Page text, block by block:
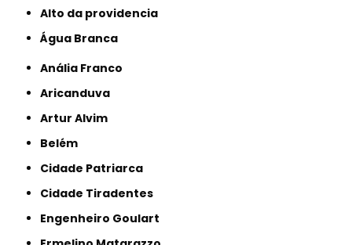
alto da providencia
Água Branca
Anália Franco
Aricanduva
Artur Alvim
Belém
Cidade Patriarca
Cidade Tiradentes
Engenheiro Goulart